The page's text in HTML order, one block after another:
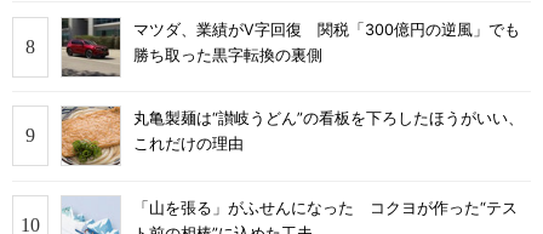
マツダ、業績がV字回復 関税「300億円の逆風」でも
勝ち取った黒字転換の裏側
丸亀製麺は“讃岐うどん”の看板を下ろしたほうがいい、
これだけの理由
「山を張る」がふせんになった コクヨが作った“テス